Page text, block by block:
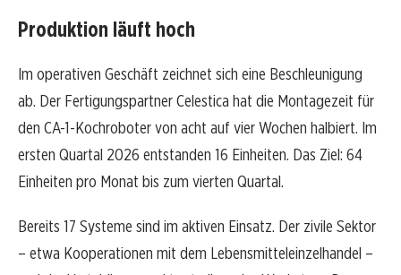
Produktion läuft hoch
Im operativen Geschäft zeichnet sich eine Beschleunigung
ab. Der Fertigungspartner Celestica hat die Montagezeit für
den CA-1-Kochroboter von acht auf vier Wochen halbiert. Im
ersten Quartal 2026 entstanden 16 Einheiten. Das Ziel: 64
Einheiten pro Monat bis zum vierten Quartal.
Bereits 17 Systeme sind im aktiven Einsatz. Der zivile Sektor
– etwa Kooperationen mit dem Lebensmitteleinzelhandel –